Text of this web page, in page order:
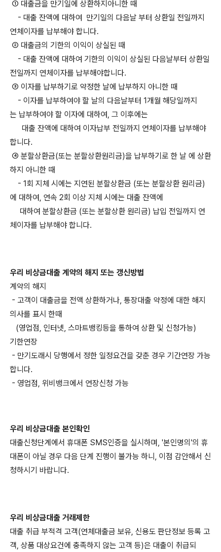
① 대출금을 만기일에 상환하지아니한 때
- 대출 잔액에 대하여 만기일의 다음날 부터 상환일 전일까지
연체이자를 납부해야 합니다.
② 대출금의 기한의 이익이 상실된 때
- 대출 잔액에 대하여 기한의 이익이 상실된 다음날부터 상환일
전일까지 연체이자를 납부해야합니다.
③ 이자를 납부하기로 약정한 날에 납부하지 아니한 때
- 이자를 납부하여야 할 날의 다음날부터 1개월 해당일까지
는 납부하여야 할 이자에 대하여, 그 이후에는
대출 잔액에 대하여 이자납부 전일까지 연체이자를 납부해야
합니다.
④ 분할상환금(또는 분할상환원리금)을 납부하기로 한 날 에 상환
하지 아니한 때
- 1회 지체 시에는 지연된 분할상환금 (또는 분할상환 원리금)
에 대하여, 연속 2회 이상 지체 시에는 대출 잔액에
대하여 분할상환금 (또는 분할상환 원리금) 납입 전일까지 연
체이자를 납부해야 합니다.
우리 비상금대출 계약의 해지 또는 갱신방법
계약의 해지
- 고객이 대출금을 전액 상환하거나, 통장대출 약정에 대한 해지
의사를 표시 한때
(영업점, 인터넷, 스마트뱅킹등을 통하여 상환 및 신청가능)
기한연장
- 만기도래시 당행에서 정한 일정요건을 갖춘 경우 기간연장 가능
합니다.
- 영업점, 위비뱅크에서 연장신청 가능
우리 비상금대출 본인확인
대출신청단계에서 휴대폰 SMS인증을 실시하며, '본인명의'의 휴
대폰이 아닐 경우 다음 단계 진행이 불가능 하니, 이점 감안해서 신
청하시기 바랍니다.
우리 비상금대출 거래제한
대출 취급 부적격 고객(연체대출금 보유, 신용도 판단정보 등록 고
객, 상품 대상요건에 충족하지 않는 고객 등)은 대출이 취급되